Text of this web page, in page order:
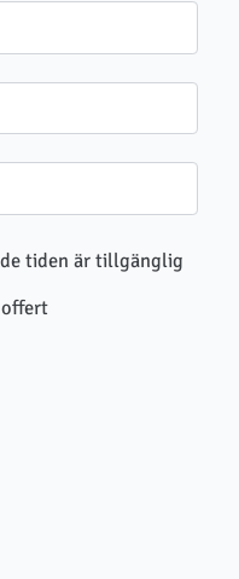
tiden är tillgänglig
offert